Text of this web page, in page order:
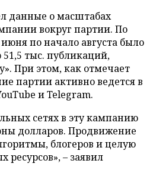
данные о масштабах
вокруг партии. По
по начало августа было
51,5 тыс. публикаций,
При этом, как отмечает
партии активно ведется в
и Telegram.
сетях в эту кампанию
долларов. Продвижение
блогеров и целую
– заявил